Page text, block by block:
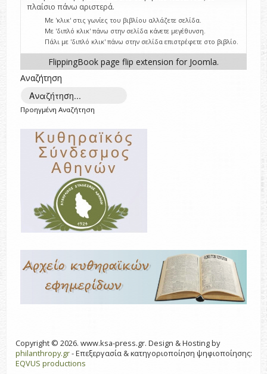
πλαίσιο πάνω αριστερά.
Με 'κλικ' στις γωνίες του βιβλίου αλλάζετε σελίδα.
Με 'διπλό κλικ' πάνω στην σελίδα κάνετε μεγέθυνση.
Πάλι με 'διπλό κλικ' πάνω στην σελίδα επιστρέφετε στο βιβλίο.
FlippingBook page flip extension for Joomla.
Αναζήτηση
Προηγμένη Αναζήτηση
Copyright © 2026. www.ksa-press.gr. Design & Hosting by
philanthropy.gr- Επεξεργασία & κατηγοριοποίηση ψηφιοποίησης:
EQVUS productions